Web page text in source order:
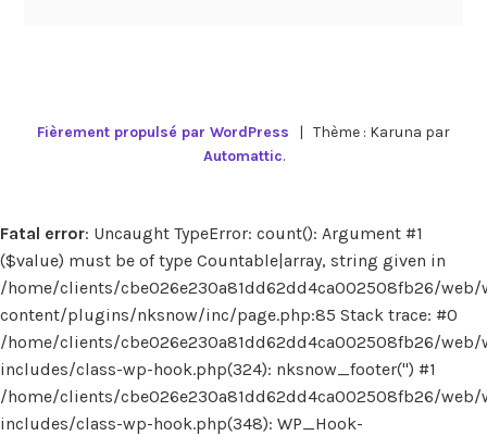
Fièrement propulsé par WordPress | Thème : Karuna par
Automattic.
Fatal error: Uncaught TypeError: count(): Argument #1
($value) must be of type Countable|array, string given in
/home/clients/cbe026e230a81dd62dd4ca002508fb26/web/
content/plugins/nksnow/inc/page.php:85 Stack trace: #0
/home/clients/cbe026e230a81dd62dd4ca002508fb26/web/
includes/class-wp-hook.php(324): nksnow_footer('') #1
/home/clients/cbe026e230a81dd62dd4ca002508fb26/web/
includes/class-wp-hook.php(348): WP_Hook-